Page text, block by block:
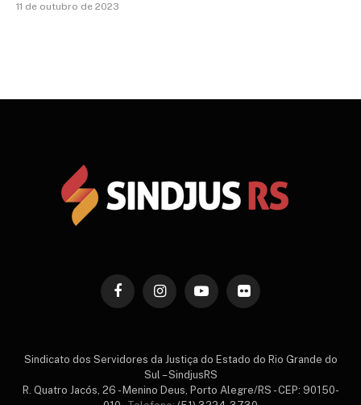
11 de outubro de 2023
FacebookInstagramYouTubeFlickr
Sindicato dos Servidores da Justiça do Estado do Rio Grande do
Sul – SindjusRS
R. Quatro Jacós, 26 - Menino Deus, Porto Alegre/RS - CEP: 90150-